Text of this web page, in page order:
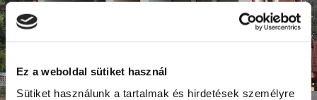
Ez a weboldal sütiket használ
Sütiket használunk a tartalmak és hirdetések személyre